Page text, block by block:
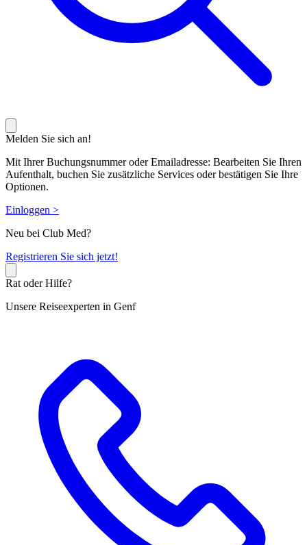
Melden Sie sich an!
Mit Ihrer Buchungsnummer oder Emailadresse: Bearbeiten Sie Ihren
Aufenthalt, buchen Sie zusätzliche Services oder bestätigen Sie Ihre
Optionen.
Einloggen >
Neu bei Club Med?
Registrieren Sie sich jetzt!
Rat oder Hilfe?
Unsere Reiseexperten in Genf